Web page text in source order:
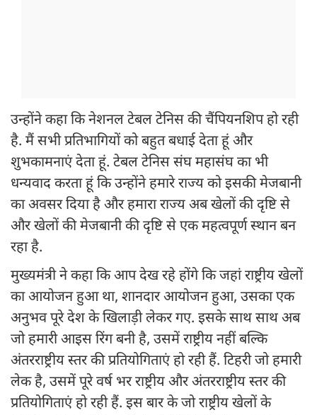
उन्होंने कहा कि नेशनल टेबल टेनिस की चैंपियनशिप हो रही
है. मैं सभी प्रतिभागियों को बहुत बधाई देता हूं और
शुभकामनाएं देता हूं. टेबल टेनिस संघ महासंघ का भी
धन्यवाद करता हूं कि उन्होंने हमारे राज्य को इसकी मेजबानी
का अवसर दिया है और हमारा राज्य अब खेलों की दृष्टि से
और खेलों की मेजबानी की दृष्टि से एक महत्वपूर्ण स्थान बन
रहा है.
मुख्यमंत्री ने कहा कि आप देख रहे होंगे कि जहां राष्ट्रीय खेलों
का आयोजन हुआ था, शानदार आयोजन हुआ, उसका एक
अनुभव पूरे देश के खिलाड़ी लेकर गए. इसके साथ साथ अब
जो हमारी आइस रिंग बनी है, उसमें राष्ट्रीय नहीं बल्कि
अंतरराष्ट्रीय स्तर की प्रतियोगिताएं हो रही हैं. टिहरी जो हमारी
लेक है, उसमें पूरे वर्ष भर राष्ट्रीय और अंतरराष्ट्रीय स्तर की
प्रतियोगिताएं हो रही हैं. इस बार के जो राष्ट्रीय खेलों के